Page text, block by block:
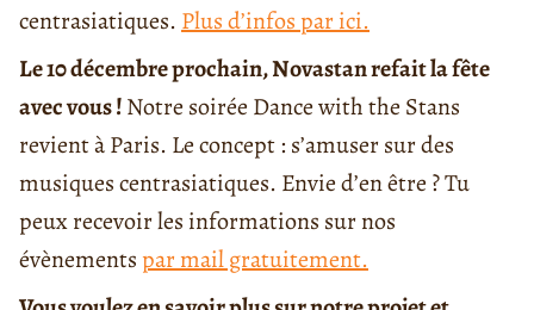
centrasiatiques. Plus d’infos par ici.
Le 10 décembre prochain, Novastan refait la fête
avec vous !Notre soirée Dance with the Stans
revient à Paris. Le concept : s’amuser sur des
musiques centrasiatiques. Envie d’en être ? Tu
peux recevoir les informations sur nos
évènementspar mail gratuitement.